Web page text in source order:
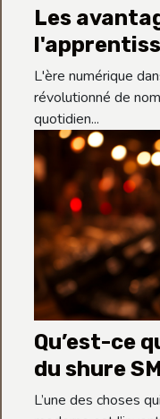
Les
clavier
enfants
L'ère numérique
révolutionné de
quotidien...
Qu’est-ce
du shure
L’une des choses